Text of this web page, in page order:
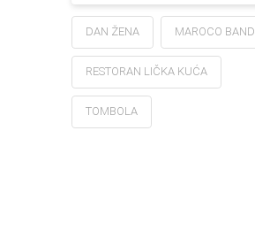
DAN ŽENA MAROCO BAND
RESTORAN LIČKA KUĆA
TOMBOLA